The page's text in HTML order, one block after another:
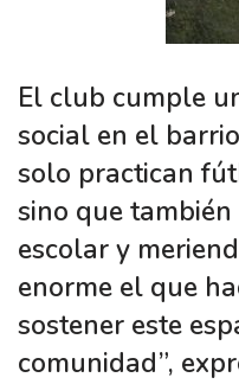
El club cumple
social en el
solo practican
sino que
escolar y
enorme el que
sostener este
comunidad”,